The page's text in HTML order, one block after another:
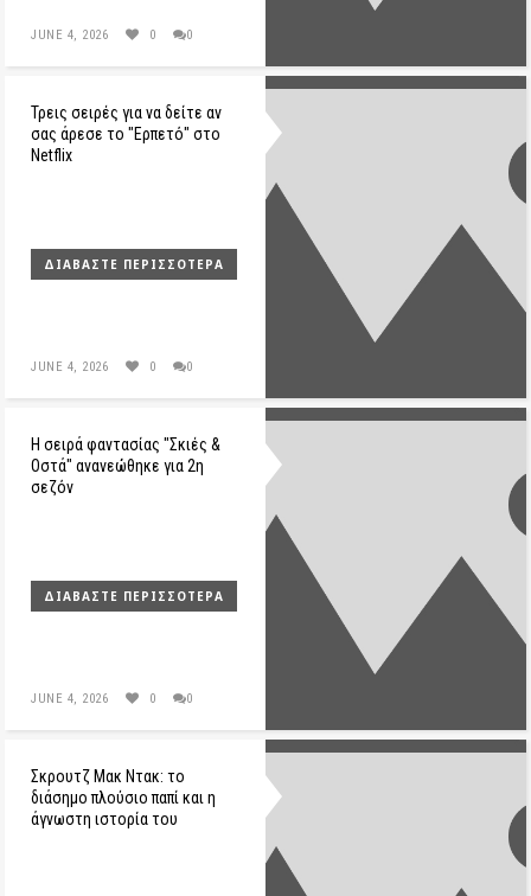
JUNE 4, 2026 0 0
Τρεις σειρές για να δείτε αν
σας άρεσε το "Ερπετό" στο
Netflix
ΔΙΑΒΆΣΤΕ ΠΕΡΙΣΣΌΤΕΡΑ
JUNE 4, 2026 0 0
Η σειρά φαντασίας "Σκιές &
Οστά" ανανεώθηκε για 2η
σεζόν
ΔΙΑΒΆΣΤΕ ΠΕΡΙΣΣΌΤΕΡΑ
JUNE 4, 2026 0 0
Σκρουτζ Μακ Ντακ: το
διάσημο πλούσιο παπί και η
άγνωστη ιστορία του